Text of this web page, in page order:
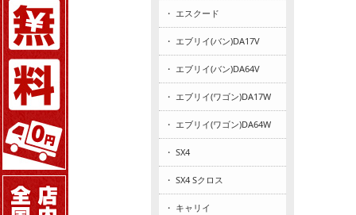
・ エスクード
・ エブリイ(バン)DA17V
・ エブリイ(バン)DA64V
・ エブリイ(ワゴン)DA17W
・ エブリイ(ワゴン)DA64W
・ SX4
・ SX4 Sクロス
・ キャリイ